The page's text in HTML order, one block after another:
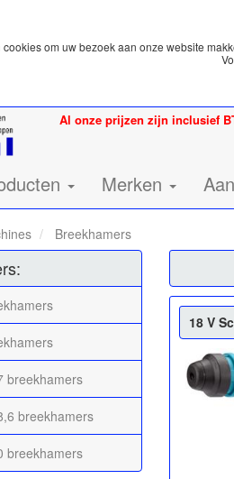
om uw bezoek aan onze website
Al onze prijzen zijn inclusief
Merken
Breekhamers
breekhamers
breekhamers
breekhamers
18 V